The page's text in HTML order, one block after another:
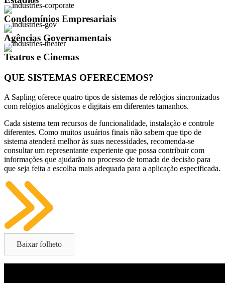
Condomínios Empresariais
Agências Governamentais
Teatros e Cinemas
QUE SISTEMAS OFERECEMOS?
A Sapling oferece quatro tipos de sistemas de relógios sincronizados
com relógios analógicos e digitais em diferentes tamanhos.
Cada sistema tem recursos de funcionalidade, instalação e controle
diferentes. Como muitos usuários finais não sabem que tipo de
sistema atenderá melhor às suas necessidades, recomenda-se
consultar um representante experiente que possa contribuir com
informações que ajudarão no processo de tomada de decisão para
que seja feita a escolha mais adequada para a aplicação especificada.
Baixar folheto